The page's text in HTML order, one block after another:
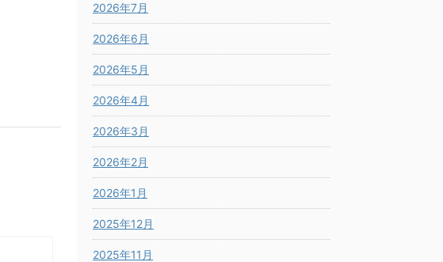
2026年7月
2026年6月
2026年5月
2026年4月
2026年3月
2026年2月
2026年1月
2025年12月
2025年11月